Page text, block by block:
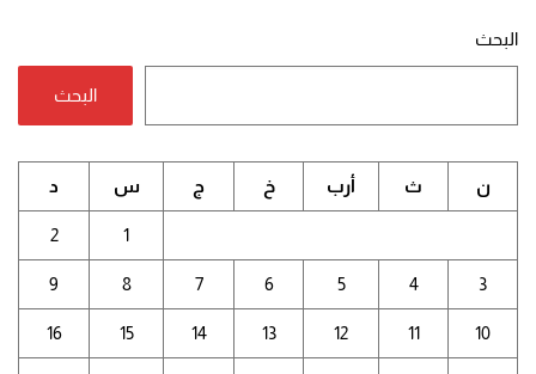
البحث
البحث
ن ث أرب خ ج س د
1
2
3
4
5
6
7
8
9
10
11
12
13
14
15
16